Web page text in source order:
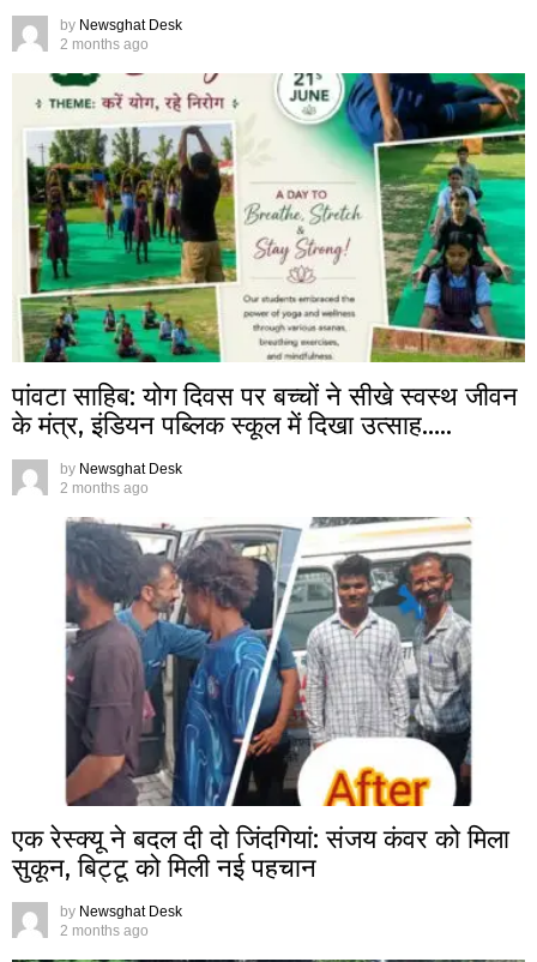
by Newsghat Desk
2 months ago
पांवटा साहिब: योग दिवस पर बच्चों ने सीखे स्वस्थ जीवन
के मंत्र, इंडियन पब्लिक स्कूल में दिखा उत्साह…..
by Newsghat Desk
2 months ago
एक रेस्क्यू ने बदल दी दो जिंदगियां: संजय कंवर को मिला
सुकून, बिट्टू को मिली नई पहचान
by Newsghat Desk
2 months ago